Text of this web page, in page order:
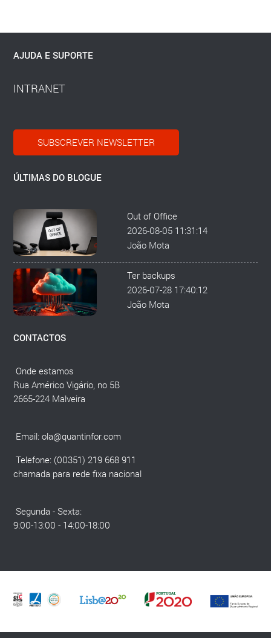
AJUDA E SUPORTE
INTRANET
SUBSCREVER NEWSLETTER
ÚLTIMAS DO BLOGUE
Out of Office
2026-08-05 11:31:14
João Mota
Ter backups
2026-07-28 17:40:12
João Mota
CONTACTOS
Onde estamos
Rua Américo Vigário, no 5B
2665-224 Malveira
Email:ola@quantinfor.com
Telefone: (00351) 219 668 911
chamada para rede fixa nacional
Segunda - Sexta:
9:00-13:00 - 14:00-18:00